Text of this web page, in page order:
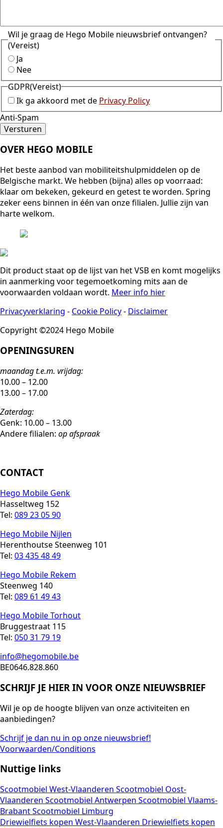
Wil je graag de Hego Mobile nieuwsbrief ontvangen?
(Vereist)
Ja
Nee
GDPR(Vereist)
Ik ga akkoord met de Privacy Policy
Anti-Spam
OVER HEGO MOBILE
Het beste aanbod van mobiliteitshulpmiddelen op de
Belgische markt. We hebben (bijna) alles op voorraad:
klaar om bekeken, gekeurd en getest te worden. Spring
zeker eens binnen in één van onze filialen. Jullie zijn van
harte welkom.
Dit product staat op de lijst van het VSB en komt mogelijks
in aanmerking voor tegemoetkoming mits aan de
voorwaarden voldaan wordt. Meer info hier
Privacyverklaring - Cookie Policy- Disclaimer
Copyright ©2024 Hego Mobile
OPENINGSUREN
maandag t.e.m. vrijdag:
10.00 – 12.00
13.00 – 17.00
Zaterdag:
Genk: 10.00 – 13.00
Andere filialen: op afspraak
CONTACT
Hego Mobile Genk
Hasseltweg 152
Tel: 089 23 05 90
Hego Mobile Nijlen
Herenthoutse Steenweg 101
Tel: 03 435 48 49
Hego Mobile Rekem
Steenweg 140
Tel: 089 61 49 43
Hego Mobile Torhout
Bruggestraat 115
Tel: 050 31 79 19
info@hegomobile.be
BE0646.828.860
SCHRIJF JE HIER IN VOOR ONZE NIEUWSBRIEF
Wil je op de hoogte blijven van onze activiteiten en
aanbiedingen?
Schrijf je dan nu in op onze nieuwsbrief!
Voorwaarden/Conditions
Nuttige links
Scootmobiel West-Vlaanderen Scootmobiel Oost-
Vlaanderen Scootmobiel Antwerpen Scootmobiel Vlaams-
BrabantScootmobiel Limburg
Driewielfiets kopen West-Vlaanderen Driewielfiets kopen